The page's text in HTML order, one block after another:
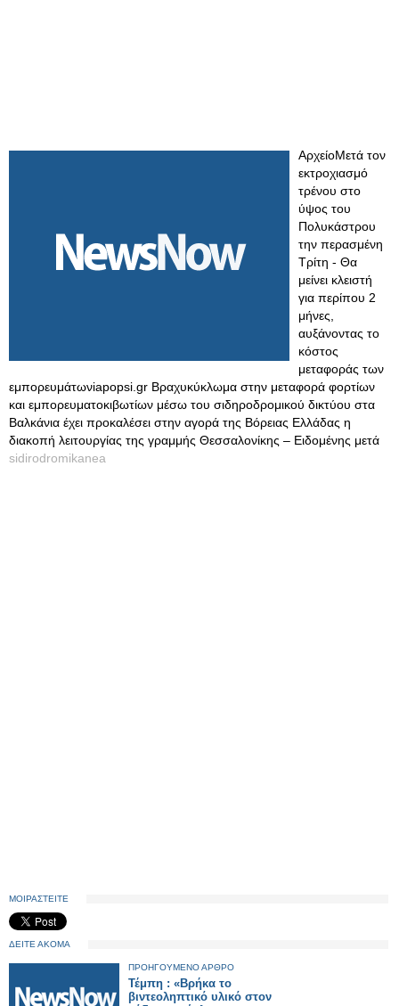
ΑρχείοΜετά τον
εκτροχιασμό
τρένου στο
ύψος του
Πολυκάστρου
την περασμένη
Τρίτη - Θα
μείνει κλειστή
για περίπου 2
μήνες,
αυξάνοντας το
κόστος
μεταφοράς των
εμπορευμάτωνiapopsi.gr Βραχυκύκλωμα στην μεταφορά φορτίων
και εμπορευματοκιβωτίων μέσω του σιδηροδρομικού δικτύου στα
Βαλκάνια έχει προκαλέσει στην αγορά της Βόρειας Ελλάδας η
διακοπή λειτουργίας της γραμμής Θεσσαλονίκης – Ειδομένης μετά
sidirodromikanea
ΜΟΙΡΑΣΤΕΙΤΕ
ΔΕΙΤΕ ΑΚΟΜΑ
ΠΡΟΗΓΟΥΜΕΝΟ ΑΡΘΡΟ
Τέμπη : «Βρήκα το
βιντεοληπτικό υλικό στον